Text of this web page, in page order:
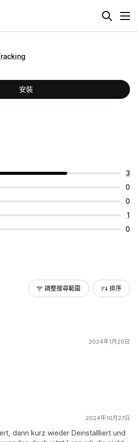
安裝
3
0
0
1
0
調整搜尋範圍 排序
2024年1月20日
2024年10月27日
dann kurz wieder Deinstallliert und